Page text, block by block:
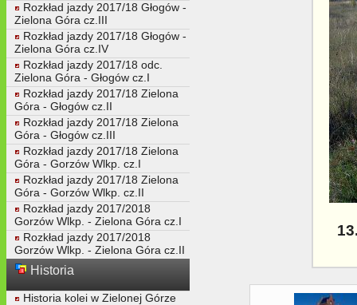
Rozkład jazdy 2017/18 Głogów -
Zielona Góra cz.III
Rozkład jazdy 2017/18 Głogów -
Zielona Góra cz.IV
Rozkład jazdy 2017/18 odc.
Zielona Góra - Głogów cz.I
Rozkład jazdy 2017/18 Zielona
Góra - Głogów cz.II
Rozkład jazdy 2017/18 Zielona
Góra - Głogów cz.III
Rozkład jazdy 2017/18 Zielona
Góra - Gorzów Wlkp. cz.I
Rozkład jazdy 2017/18 Zielona
Góra - Gorzów Wlkp. cz.II
Rozkład jazdy 2017/2018
Gorzów Wlkp. - Zielona Góra cz.I
Rozkład jazdy 2017/2018
Gorzów Wlkp. - Zielona Góra cz.II
Historia
Historia kolei w Zielonej Górze